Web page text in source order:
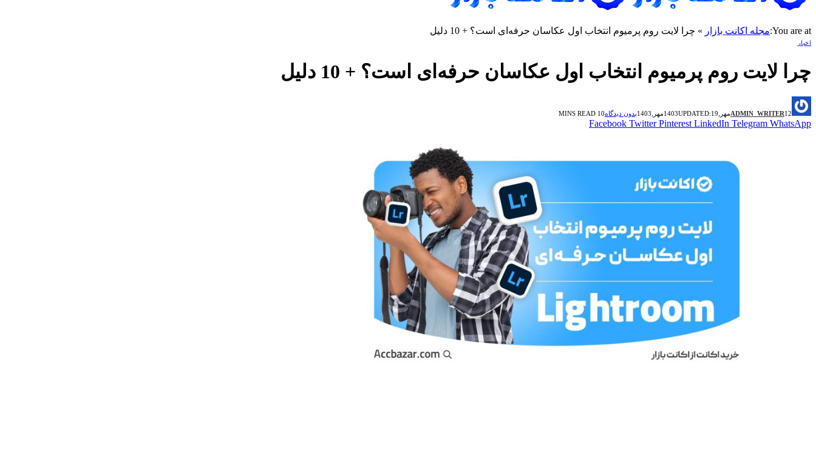
You are at: مجله اکانت بازار » چرا لایت‌ روم پرمیوم انتخاب اول عکاسان حرفه‌ای است؟ + 10 دلیل
اخبار
چرا لایت‌ روم پرمیوم انتخاب اول عکاسان حرفه‌ای است؟ + 10 دلیل
ADMIN_WRITER12مهر,1403 UPDATED:19مهر,1403 بدون دیدگاه10 MINS READ
Facebook Twitter Pinterest LinkedIn Telegram WhatsApp